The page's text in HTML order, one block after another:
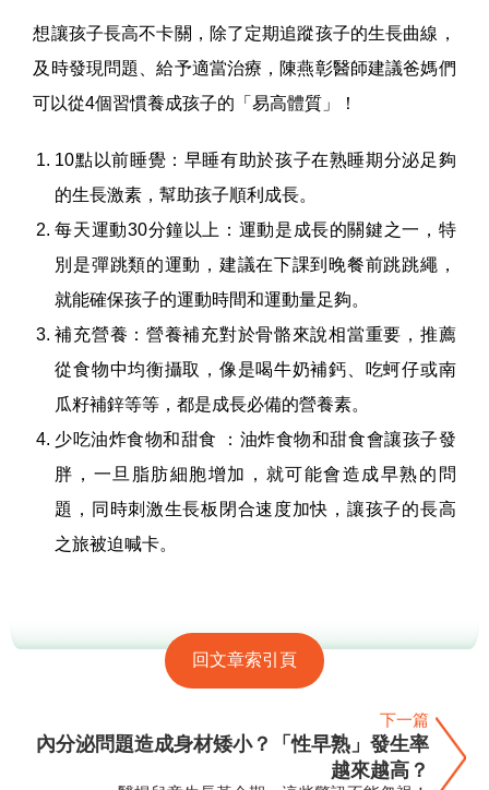
想讓孩子長高不卡關，除了定期追蹤孩子的生長曲線，
及時發現問題、給予適當治療，陳燕彰醫師建議爸媽們
可以從4個習慣養成孩子的「易高體質」！
10點以前睡覺：早睡有助於孩子在熟睡期分泌足夠
的生長激素，幫助孩子順利成長。
每天運動30分鐘以上：運動是成長的關鍵之一，特
別是彈跳類的運動，建議在下課到晚餐前跳跳繩，
就能確保孩子的運動時間和運動量足夠。
補充營養：營養補充對於骨骼來說相當重要，推薦
從食物中均衡攝取，像是喝牛奶補鈣、吃蚵仔或南
瓜籽補鋅等等，都是成長必備的營養素。
少吃油炸食物和甜食 ：油炸食物和甜食會讓孩子發
胖，一旦脂肪細胞增加，就可能會造成早熟的問
題，同時刺激生長板閉合速度加快，讓孩子的長高
之旅被迫喊卡。
回文章索引頁
下一篇
內分泌問題造成身材矮小？「性早熟」發生率
越來越高？